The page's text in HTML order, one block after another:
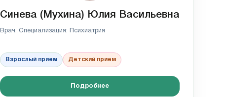
Синева (Мухина) Юлия Васильевна
Врач. Специализация: Психиатрия
Взрослый прием Детский прием
Подробнее